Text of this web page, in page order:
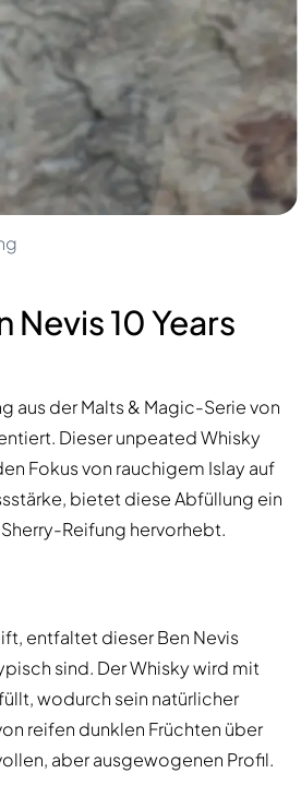
10 Years
aus der Malts & Magic-Serie von
Dieser unpeated Whisky
Fokus von rauchigem Islay auf
bietet diese Abfüllung ein
Reifung hervorhebt.
entfaltet dieser Ben Nevis
sind. Der Whisky wird mit
wodurch sein natürlicher
reifen dunklen Früchten über
aber ausgewogenen Profil.